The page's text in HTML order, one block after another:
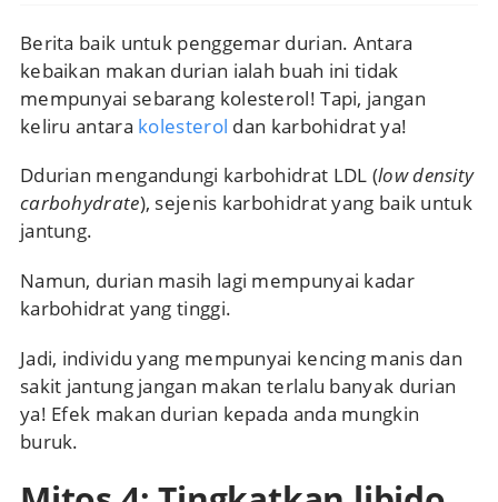
Berita baik untuk penggemar durian. Antara
kebaikan makan durian ialah buah ini tidak
mempunyai sebarang kolesterol! Tapi, jangan
keliru antara kolesterol dan karbohidrat ya!
Ddurian mengandungi karbohidrat LDL (low density
carbohydrate), sejenis karbohidrat yang baik untuk
jantung.
Namun, durian masih lagi mempunyai kadar
karbohidrat yang tinggi.
Jadi, individu yang mempunyai kencing manis dan
sakit jantung jangan makan terlalu banyak durian
ya! Efek makan durian kepada anda mungkin
buruk.